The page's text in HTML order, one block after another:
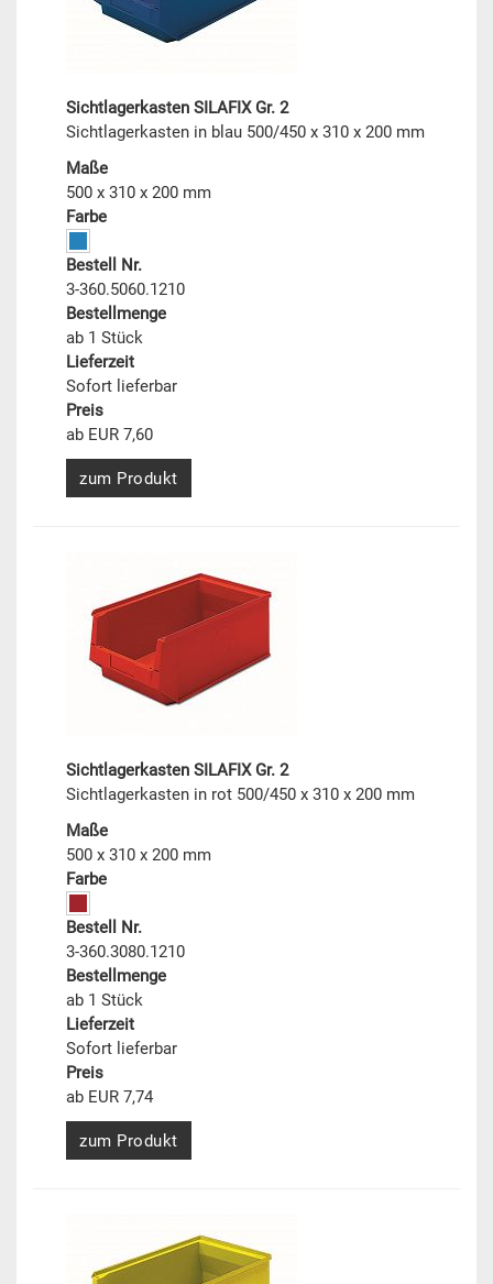
Sichtlagerkasten SILAFIX Gr. 2
Sichtlagerkasten in blau 500/450 x 310 x 200 mm
Maße
500 x 310 x 200 mm
Farbe
Bestell Nr.
3-360.5060.1210
Bestellmenge
ab 1 Stück
Lieferzeit
Sofort lieferbar
Preis
ab EUR 7,60
zum Produkt
Sichtlagerkasten SILAFIX Gr. 2
Sichtlagerkasten in rot 500/450 x 310 x 200 mm
Maße
500 x 310 x 200 mm
Farbe
Bestell Nr.
3-360.3080.1210
Bestellmenge
ab 1 Stück
Lieferzeit
Sofort lieferbar
Preis
ab EUR 7,74
zum Produkt